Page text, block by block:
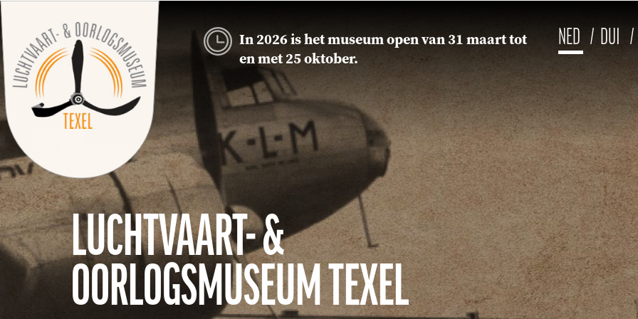
In 2026 is het museum open van 31 maart tot
en met 25 oktober.
NED DUI
LUCHTVAART- &
OORLOGSMUSEUM TEXEL